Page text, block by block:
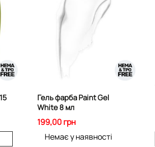
Гель фарба Paint Gel
White 8 мл
199,00 грн
Немає у наявності